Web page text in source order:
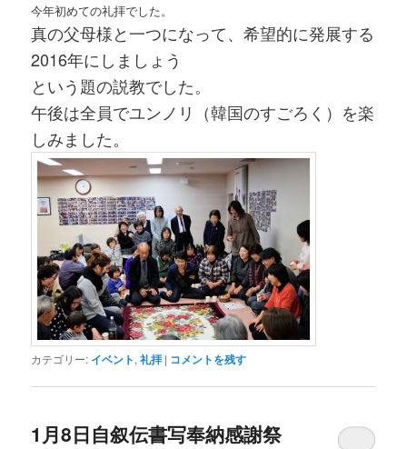
今年初めての礼拝でした。
真の父母様と一つになって、希望的に発展する
2016年にしましょう
という題の説教でした。
午後は全員でユンノリ（韓国のすごろく）を楽
しみました。
カテゴリー: イベント,礼拝 | コメントを残す
1月8日自叙伝書写奉納感謝祭